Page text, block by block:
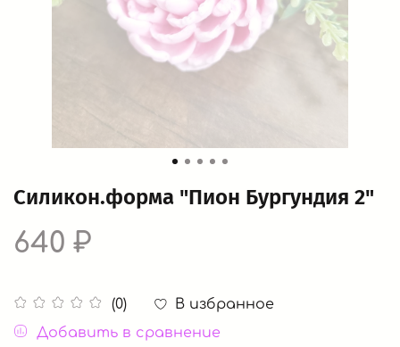
Силикон.форма "Пион Бургундия 2"
(0)
В избранное
Добавить в сравнение
640 ₽